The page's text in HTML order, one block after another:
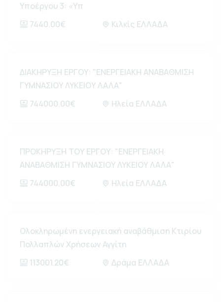
Υποέργου 3: «Υπ
7440.00€
Κιλκίς ΕΛΛΑΔΑ
ΔΙΑΚΗΡΥΞΗ ΕΡΓΟΥ: "ΕΝΕΡΓΕΙΑΚΗ ΑΝΑΒΑΘΜΙΣΗ
ΓΥΜΝΑΣΙΟΥ ΛΥΚΕΙΟΥ ΛΑΛΑ"
744000.00€
Ηλεία ΕΛΛΑΔΑ
ΠΡΟΚΗΡΥΞΗ ΤΟΥ ΕΡΓΟΥ: "ΕΝΕΡΓΕΙΑΚΗ
ΑΝΑΒΑΘΜΙΣΗ ΓΥΜΝΑΣΙΟΥ ΛΥΚΕΙΟΥ ΛΑΛΑ"
744000.00€
Ηλεία ΕΛΛΑΔΑ
Ολοκληρωμένη ενεργειακή αναβάθμιση Κτιρίου
Πολλαπλών Χρήσεων Αγγίτη
113001.20€
Δράμα ΕΛΛΑΔΑ